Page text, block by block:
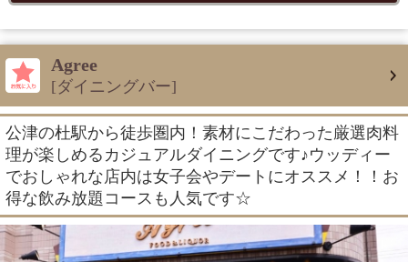
Agree
[ダイニングバー]
公津の杜駅から徒歩圏内！素材にこだわった厳選肉料
理が楽しめるカジュアルダイニングです♪ウッディー
でおしゃれな店内は女子会やデートにオススメ！！お
得な飲み放題コースも人気です☆